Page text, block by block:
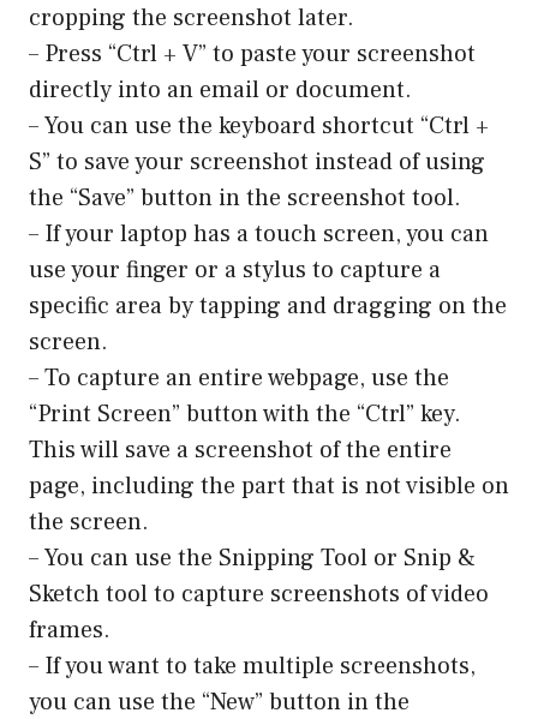
cropping the screenshot later.
– Press “Ctrl + V” to paste your screenshot
directly into an email or document.
– You can use the keyboard shortcut “Ctrl +
S” to save your screenshot instead of using
the “Save” button in the screenshot tool.
– If your laptop has a touch screen, you can
use your finger or a stylus to capture a
specific area by tapping and dragging on the
screen.
– To capture an entire webpage, use the
“Print Screen” button with the “Ctrl” key.
This will save a screenshot of the entire
page, including the part that is not visible on
the screen.
– You can use the Snipping Tool or Snip &
Sketch tool to capture screenshots of video
frames.
– If you want to take multiple screenshots,
you can use the “New” button in the